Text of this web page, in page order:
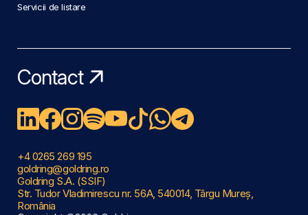
Servicii de listare
Contact
+4 0265 269 195
goldring@goldring.ro
Goldring S.A. (SSIF)
Str. Tudor Vladimirescu nr. 56A, 540014, Târgu Mureș,
România